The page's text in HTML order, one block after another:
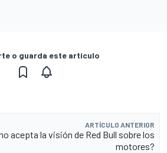
o guarda este artículo
ARTÍCULO ANTERIOR
acepta la visión de Red Bull sobre los
motores?